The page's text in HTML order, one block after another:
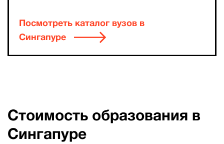
Посмотреть каталог вузов в
Сингапуре
Стоимость образования в
Сингапуре